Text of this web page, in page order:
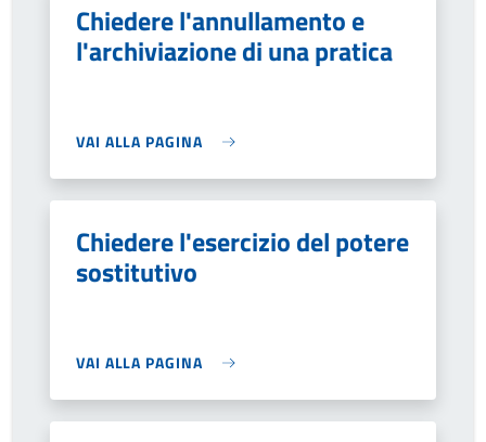
Chiedere l'annullamento e
l'archiviazione di una pratica
VAI ALLA PAGINA
Chiedere l'esercizio del potere
sostitutivo
VAI ALLA PAGINA